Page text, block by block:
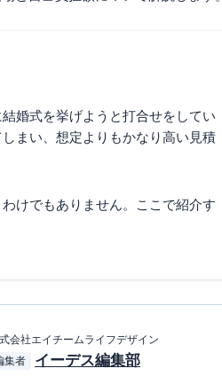
婚式を挙げようと打合せをしてい
まい、想定よりもかなり高い見積
けでもありません。ここで紹介す
会社エイチームライフデザイン
集者
イーデス編集部